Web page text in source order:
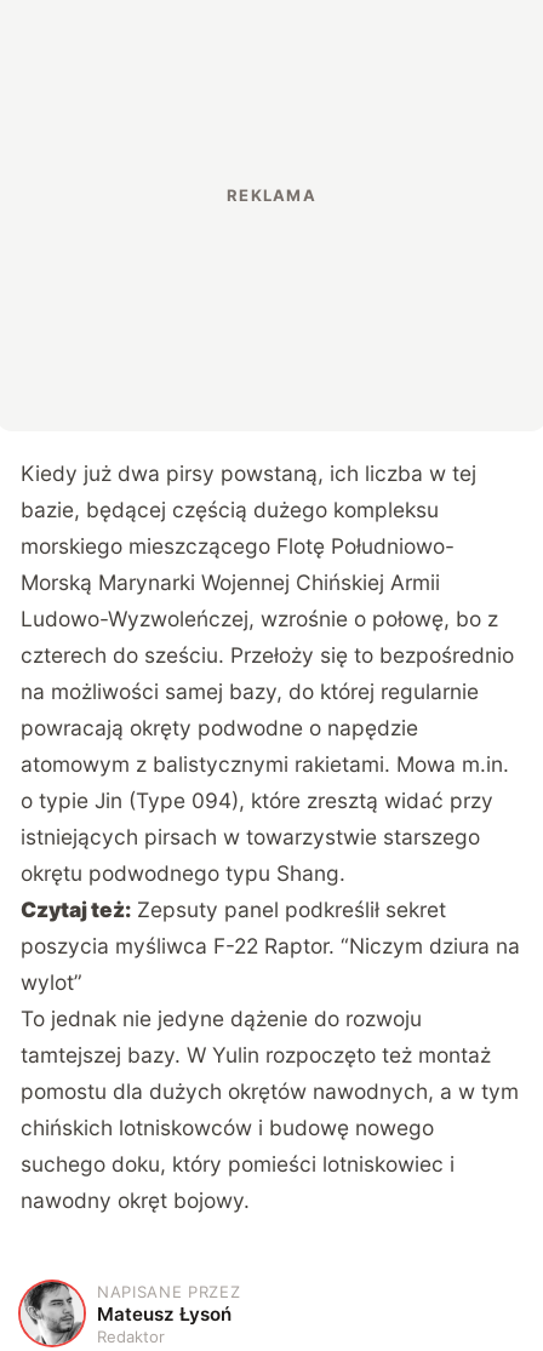
Kiedy już dwa pirsy powstaną, ich liczba w tej
bazie, będącej częścią dużego kompleksu
morskiego mieszczącego Flotę Południowo-
Morską Marynarki Wojennej Chińskiej Armii
Ludowo-Wyzwoleńczej, wzrośnie o połowę, bo z
czterech do sześciu. Przełoży się to bezpośrednio
na możliwości samej bazy, do której regularnie
powracają okręty podwodne o napędzie
atomowym z balistycznymi rakietami. Mowa m.in.
o typie Jin (Type 094), które zresztą widać przy
istniejących pirsach w towarzystwie starszego
okrętu podwodnego typu Shang.
Czytaj też: Zepsuty panel podkreślił sekret
poszycia myśliwca F-22 Raptor. “Niczym dziura na
wylot”
To jednak nie jedyne dążenie do rozwoju
tamtejszej bazy. W Yulin rozpoczęto też montaż
pomostu dla dużych okrętów nawodnych, a w tym
chińskich lotniskowców i budowę nowego
suchego doku, który pomieści lotniskowiec i
nawodny okręt bojowy.
M
NAPISANE PRZEZ
Mateusz Łysoń
Redaktor